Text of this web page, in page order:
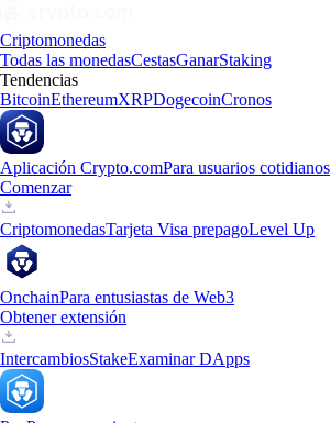
Criptomonedas
Todas las monedasCestasGanarStaking
Tendencias
BitcoinEthereumXRPDogecoinCronos
Aplicación Crypto.comPara usuarios cotidianos
Comenzar
CriptomonedasTarjeta Visa prepagoLevel Up
OnchainPara entusiastas de Web3
Obtener extensión
IntercambiosStakeExaminar DApps